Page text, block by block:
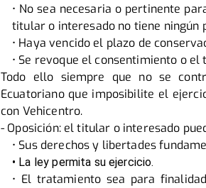
• No sea necesaria o pertinente
titular o interesado no tiene ningún
• Haya vencido el plazo de
• Se revoque el consentimiento o
Todo ello siempre que no se
Ecuatoriano que imposibilite el
con Vehicentro.
- Oposición: el titular o interesado
• Sus derechos y libertades
• La ley permita su ejercicio.
• El tratamiento sea para